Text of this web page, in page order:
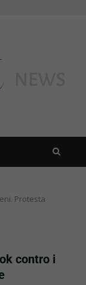
Protesta
contro i